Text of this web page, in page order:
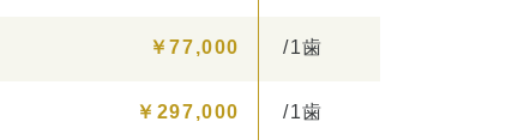
￥77,000 /1歯
￥297,000 /1歯